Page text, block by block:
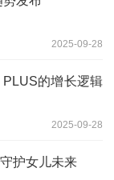
2025-09-28
的增长逻辑
2025-09-28
护女儿未来